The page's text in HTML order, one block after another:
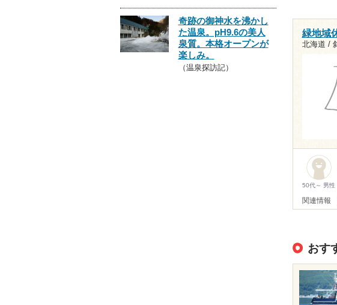
緑地域
北海道 /
50代～ 男性
関連情報
おす
奇跡の御神水を沸かし
た温泉。pH9.6の美人
泉質。本格オープンが
楽しみ。
（温泉探訪記）